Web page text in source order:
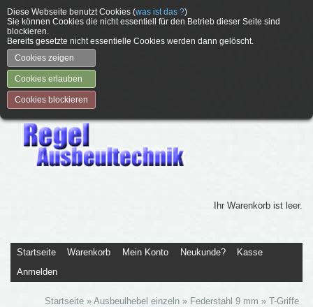
Diese Webseite benutzt Cookies (was ist das ?)
Sie können Cookies die nicht essentiell für den Betrieb dieser Seite sind
blockieren.
Bereits gesetzte nicht essentielle Cookies werden dann gelöscht.
Cookies zeigen
Cookies erlauben
Cookies blockieren
Ihr Warenkorb ist leer.
Startseite Warenkorb Mein Konto Neukunde?
Kasse
Anmelden
Startseite »Ausbeulhebel einzeln » Federstahl 9 mm »T-Griffe